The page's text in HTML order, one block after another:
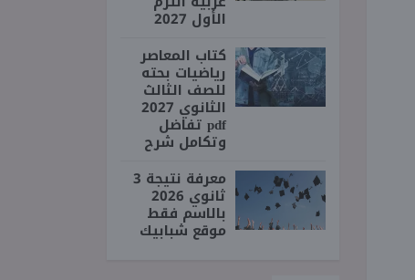
الأول 2027
كتاب المعاصر
رياضيات بحته
للصف الثالث
الثانوي 2027
pdf تفاضل
وتكامل شرح
معرفة نتيجة 3
ثانوي 2026
بالاسم فقط
موقع شبابيك